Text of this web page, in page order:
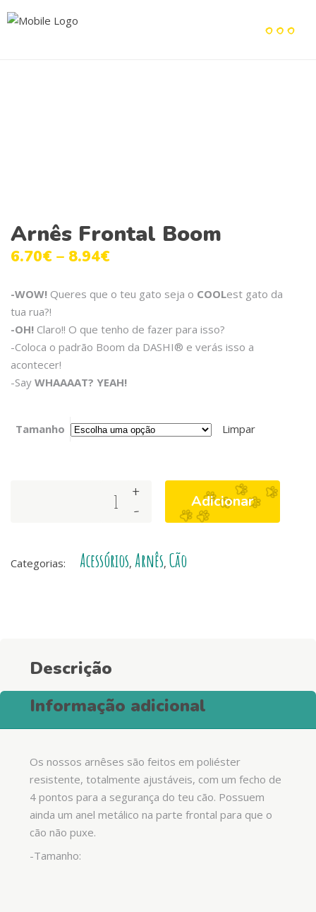
Arnês Frontal Boom
6.70€ – 8.94€
-WOW! Queres que o teu gato seja o COOLest gato da
tua rua?!
-OH! Claro!! O que tenho de fazer para isso?
-Coloca o padrão Boom da DASHI® e verás isso a
acontecer!
-Say WHAAAAT? YEAH!
Tamanho Limpar
-
+ Adicionar
Categorias: Acessórios, Arnês, Cão
Descrição
Informação adicional
Os nossos arnêses são feitos em poliéster
resistente, totalmente ajustáveis, com um fecho de
4 pontos para a segurança do teu cão. Possuem
ainda um anel metálico na parte frontal para que o
cão não puxe.
-Tamanho: